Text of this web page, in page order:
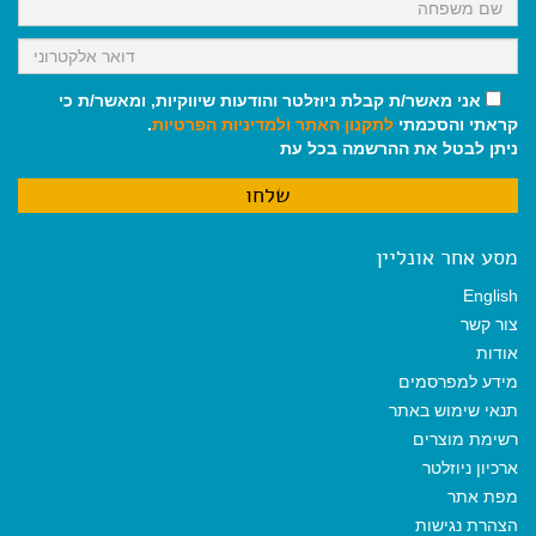
אני מאשר/ת קבלת ניוזלטר והודעות שיווקיות, ומאשר/ת כי
קראתי והסכמתי לתקנון האתר ולמדיניות הפרטיות.
ניתן לבטל את ההרשמה בכל עת
מסע אחר אונליין
English
צור קשר
אודות
מידע למפרסמים
תנאי שימוש באתר
רשימת מוצרים
ארכיון ניוזלטר
מפת אתר
הצהרת נגישות